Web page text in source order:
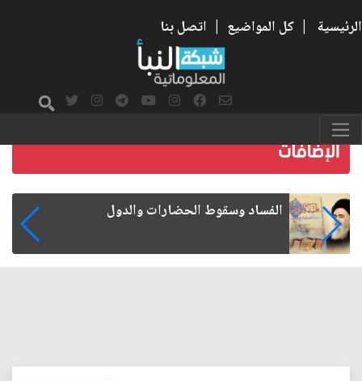
الرئيسية | كل المواضيع | اتصل بنا
رواتب الموظفين على صفيح ساخن